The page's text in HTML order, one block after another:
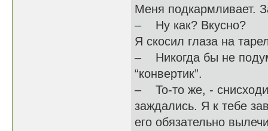
Меня подкармливает.
– Ну как? Вкусно?
Я скосил глаза на
– Никогда бы не
“конвертик”.
– То-то же, -
заждались. Я к тебе
его обязательно